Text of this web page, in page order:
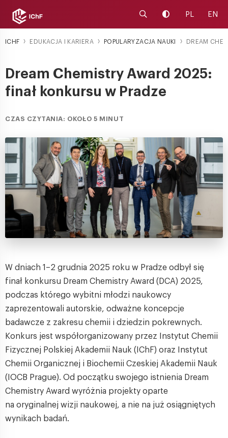
Uruchom wyszukiwarkę
Zmień kontrast
PL EN
ICHF EDUKACJA I KARIERA POPULARYZACJA NAUKI DREAM
Dream Chemistry Award 2025:
finał konkursu w Pradze
CZAS CZYTANIA: OKOŁO 5 MINUT
W dniach 1–2 grudnia 2025 roku w Pradze odbył się
finał konkursu Dream Chemistry Award (DCA) 2025,
podczas którego wybitni młodzi naukowcy
zaprezentowali autorskie, odważne koncepcje
badawcze z zakresu chemii i dziedzin pokrewnych.
Konkurs jest współorganizowany przez Instytut Chemii
Fizycznej Polskiej Akademii Nauk (IChF) oraz Instytut
Chemii Organicznej i Biochemii Czeskiej Akademii Nauk
(IOCB Prague). Od początku swojego istnienia Dream
Chemistry Award wyróżnia projekty oparte
na oryginalnej wizji naukowej, a nie na już osiągniętych
wynikach badań.